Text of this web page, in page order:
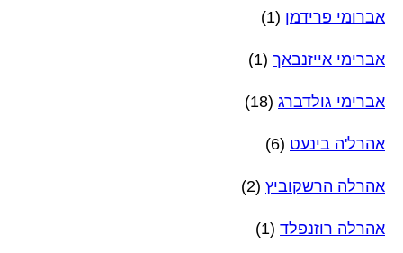
אברומי פרידמן (1)
אברימי אייזנבאך (1)
אברימי גולדברג (18)
אהרל'ה בינעט (6)
אהרלה הרשקוביץ (2)
אהרלה רוזנפלד (1)